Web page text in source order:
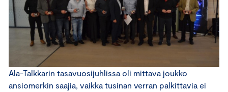
Ala-Talkkarin tasavuosijuhlissa oli mittava joukko
ansiomerkin saajia, vaikka tusinan verran palkittavia ei